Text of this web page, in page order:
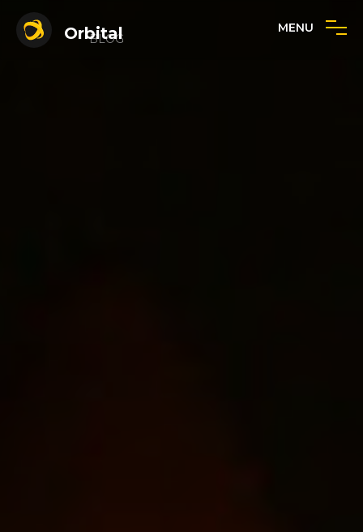
Orbital
BLOG
MENU